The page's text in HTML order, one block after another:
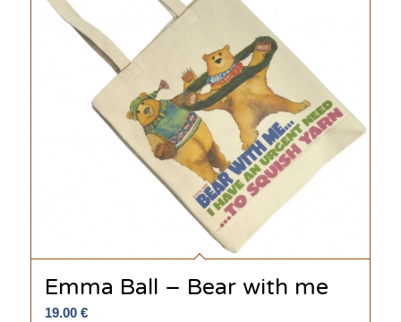
Emma Ball – Bear with me
19.00 €